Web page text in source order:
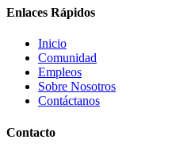
Enlaces Rápidos
Inicio
Comunidad
Empleos
Sobre Nosotros
Contáctanos
Contacto